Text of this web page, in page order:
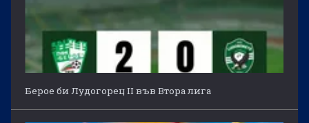
Берое би Лудогорец II във Втора лига